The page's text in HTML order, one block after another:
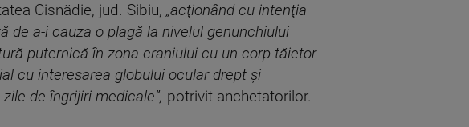
Cisnădie, jud. Sibiu, „acţionând cu intenţia
de a-i cauza o plagă la nivelul genunchiului
puternică în zona craniului cu un corp tăietor
cu interesarea globului ocular drept şi
de îngrijiri medicale”, potrivit anchetatorilor.